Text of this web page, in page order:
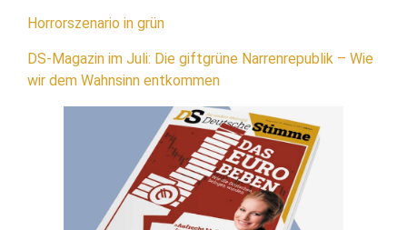
Horrorszenario in grün
DS-Magazin im Juli: Die giftgrüne Narrenrepublik – Wie
wir dem Wahnsinn entkommen